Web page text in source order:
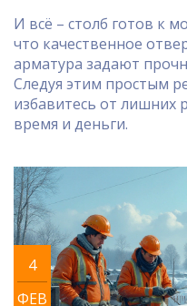
И всё – столб готов к
что качественное
арматура задают
Следуя этим простым
избавитесь от лишних
время и деньги.
4
ФЕВ